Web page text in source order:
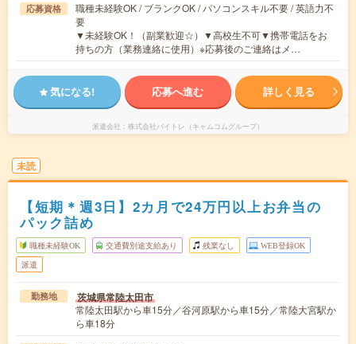
応募資格
職種未経験OK / ブランクOK / パソコンスキル不要 / 英語力不
要
▼未経験OK！（副業歓迎☆）▼高校生不可▼携帯電話をお
持ちの方（業務連絡に使用）※応募後のご連絡はメ…
気になる! 応募へ進む 詳しく見る
派遣会社 株式会社バイトレ（キャムコムグループ）
未読
【短期＊週3日】2カ月で24万円以上お弁当の
パック詰め
職種未経験OK 交通費別途支給あり 残業なし WEB登録OK
派遣
勤務地 茨城県常陸太田市
常陸太田駅から車15分／谷河原駅から車15分／常陸大宮駅か
ら車18分